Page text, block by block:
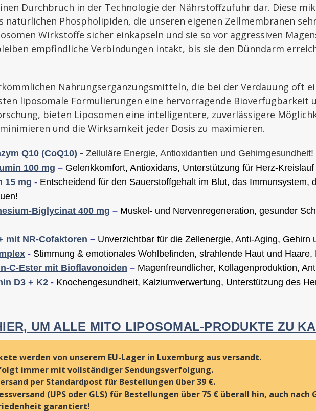
Durchbruch in der Technologie der Nährstoffzufuhr dar. Diese
natürlichen Phospholipiden, die unseren eigenen Zellmembranen
Wirkstoffe sicher einkapseln und sie so vor aggressiven
empfindliche Verbindungen intakt, bis sie den Dünndarm
Nahrungsergänzungsmitteln, die bei der Verdauung oft
liposomale Formulierungen eine hervorragende Bioverfügbarkeit
bieten Liposomen eine intelligentere, zuverlässigere
und die Wirksamkeit jeder Dosis zu maximieren.
Q10 (CoQ10) -Zelluläre Energie, Antioxidantien und Gehirngesundheit!
100 mg – Gelenkkomfort, Antioxidans, Unterstützung für Herz-
15 mg - Entscheidend für den Sauerstoffgehalt im Blut, das Immunsystem,
Biglycinat 400 mg – Muskel- und Nervenregeneration, gesunder
mit NR-Cofaktoren – Unverzichtbar für die Zellenergie, Anti-Aging, Gehirn
- Stimmung & emotionales Wohlbefinden, strahlende Haut und Haare,
C-Ester mit Bioflavonoiden – Magenfreundlicher, Kollagenproduktion,
D3 + K2 - Knochengesundheit, Kalziumverwertung, Unterstützung des
UM ALLE MITO LIPOSOMAL-PRODUKTE ZU
werden von unserem EU-Lager in Luxemburg aus versandt.
immer mit vollständiger Sendungsverfolgung.
per Standardpost für Bestellungen über 39 €.
(UPS oder GLS) für Bestellungen über 75 € überall hin, auch
garantiert!